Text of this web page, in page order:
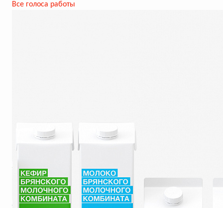
Все голоса работы